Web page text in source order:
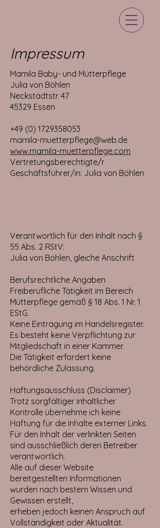
Impressum
Mamila Baby- und Mütterpflege
Julia von Böhlen
Neckstädtstr. 47
45329 Essen
+49 (0) 1729358053
mamila-muetterpflege@web.de
www.mamila-muetterpflege.com
Vertretungsberechtigte/r
Geschäftsführer/in: Julia von Böhlen
Verantwortlich für den Inhalt nach §
55 Abs. 2 RStV:
Julia von Böhlen, gleiche Anschrift
Berufsrechtliche Angaben
Freiberufliche Tätigkeit im Bereich
Mütterpflege gemäß § 18 Abs. 1 Nr. 1
EStG.
Keine Eintragung im Handelsregister.
Es besteht keine Verpflichtung zur
Mitgliedschaft in einer Kammer.
Die Tätigkeit erfordert keine
behördliche Zulassung.
Haftungsausschluss (Disclaimer)
Trotz sorgfältiger inhaltlicher
Kontrolle übernehme ich keine
Haftung für die Inhalte externer Links.
Für den Inhalt der verlinkten Seiten
sind ausschließlich deren Betreiber
verantwortlich.
Alle auf dieser Website
bereitgestellten Informationen
wurden nach bestem Wissen und
Gewissen erstellt,
erheben jedoch keinen Anspruch auf
Vollständigkeit oder Aktualität.